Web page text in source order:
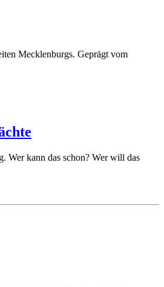
Mecklenburgs. Geprägt vom
Wer kann das schon? Wer will das